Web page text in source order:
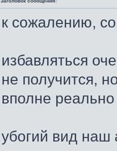
к сожалению,
избавляться
не получится,
вполне
убогий вид наш